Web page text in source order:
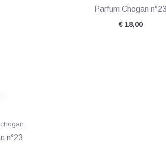
n°23
Parfum Chogan n°23
€18,00